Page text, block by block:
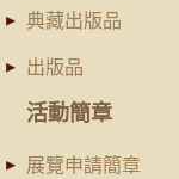
典藏出版品
出版品
活動簡章
展覽申請簡章